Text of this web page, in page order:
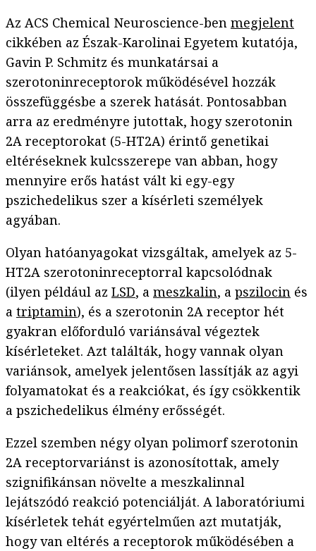
Az ACS Chemical Neuroscience-ben megjelent
cikkében az Észak-Karolinai Egyetem kutatója,
Gavin P. Schmitz és munkatársai a
szerotoninreceptorok működésével hozzák
összefüggésbe a szerek hatását. Pontosabban
arra az eredményre jutottak, hogy szerotonin
2A receptorokat (5-HT2A) érintő genetikai
eltéréseknek kulcsszerepe van abban, hogy
mennyire erős hatást vált ki egy-egy
pszichedelikus szer a kísérleti személyek
agyában.
Olyan hatóanyagokat vizsgáltak, amelyek az 5-
HT2A szerotoninreceptorral kapcsolódnak
(ilyen például az LSD, a meszkalin, a pszilocin és
a triptamin), és a szerotonin 2A receptor hét
gyakran előforduló variánsával végeztek
kísérleteket. Azt találták, hogy vannak olyan
variánsok, amelyek jelentősen lassítják az agyi
folyamatokat és a reakciókat, és így csökkentik
a pszichedelikus élmény erősségét.
Ezzel szemben négy olyan polimorf szerotonin
2A receptorvariánst is azonosítottak, amely
szignifikánsan növelte a meszkalinnal
lejátszódó reakció potenciálját. A laboratóriumi
kísérletek tehát egyértelműen azt mutatják,
hogy van eltérés a receptorok működésében a